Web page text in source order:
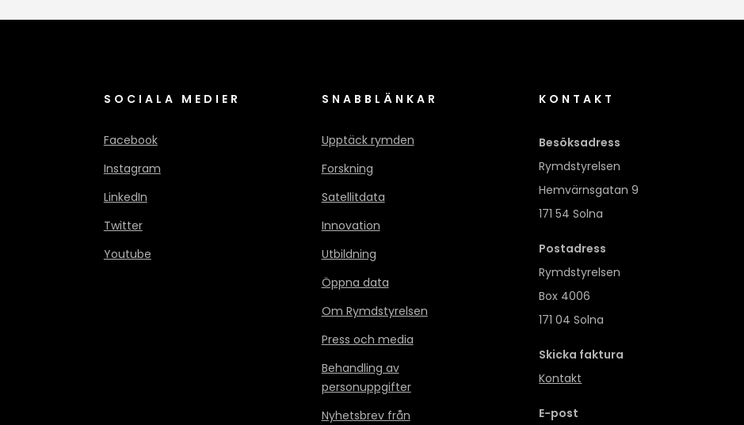
SOCIALA MEDIER
Facebook
Instagram
LinkedIn
Twitter
Youtube
SNABBLÄNKAR
Upptäck rymden
Forskning
Satellitdata
Innovation
Utbildning
Öppna data
Om Rymdstyrelsen
Press och media
Behandling av
personuppgifter
Nyhetsbrev från
KONTAKT
Besöksadress
Rymdstyrelsen
Hemvärnsgatan 9
171 54 Solna
Postadress
Rymdstyrelsen
Box 4006
171 04 Solna
Skicka faktura
Kontakt
E-post